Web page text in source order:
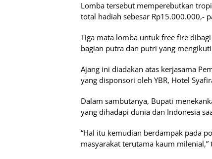
Lomba tersebut memperebutkan
total hadiah sebesar Rp15.000.000,-
Tiga mata lomba untuk free fire
bagian putra dan putri yang
Ajang ini diadakan atas kerjasama
yang disponsori oleh YBR, Hotel
Dalam sambutanya, Bupati
yang dihadapi dunia dan Indonesia
“Hal itu kemudian berdampak pada
masyarakat terutama kaum milenial,”